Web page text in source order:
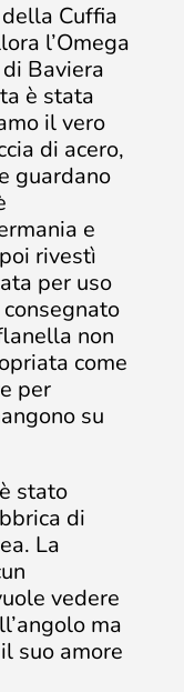
Cuffia
l’Omega
Baviera
è stata
il vero
di acero,
guardano
e
rivestì
per uso
non
come
per
su
stato
di
La
vedere
ma
suo amore